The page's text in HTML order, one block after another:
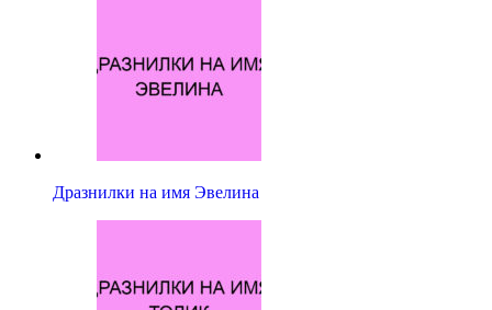
Дразнилки на имя Эвелина